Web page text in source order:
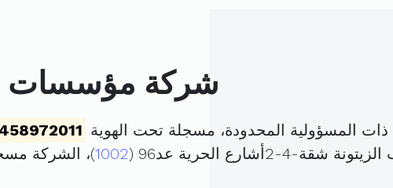
شركة مؤسسات
المحدودة، مسجلة تحت الهوية
الحرية عد96 ( 1002)، الشركة